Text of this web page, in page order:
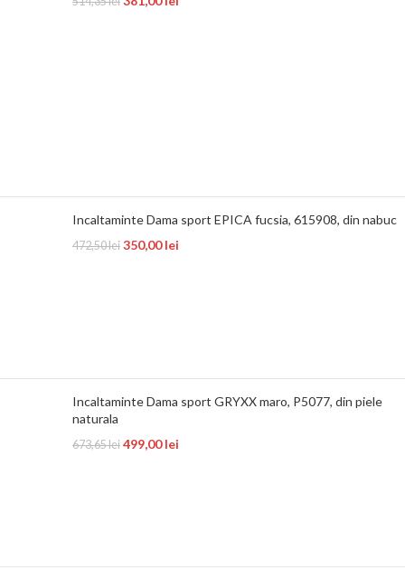
Incaltaminte Dama sport EPICA fucsia, 615908, din nabuc
472,50lei 350,00lei
Incaltaminte Dama sport GRYXX maro, P5077, din piele
naturala
673,65lei 499,00lei